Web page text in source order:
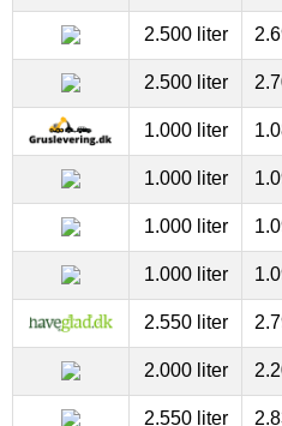
2.500 liter
2.500 liter
1.000 liter
1.000 liter
1.000 liter
1.000 liter
2.550 liter
2.000 liter
2.550 liter